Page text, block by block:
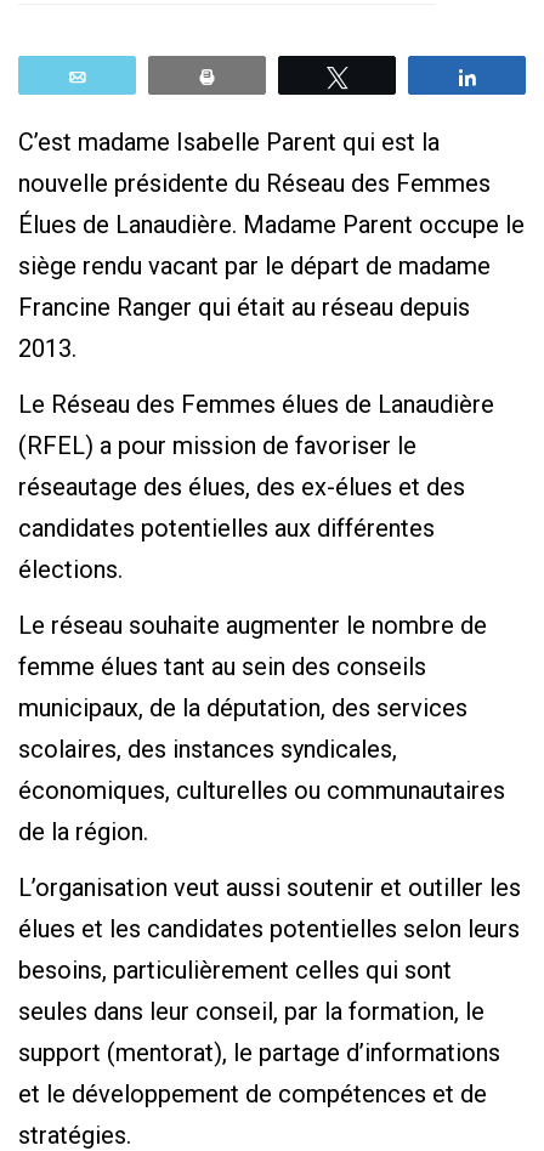
C’est madame Isabelle Parent qui est la
nouvelle présidente du Réseau des Femmes
Élues de Lanaudière. Madame Parent occupe le
siège rendu vacant par le départ de madame
Francine Ranger qui était au réseau depuis
2013.
Le Réseau des Femmes élues de Lanaudière
(RFEL) a pour mission de favoriser le
réseautage des élues, des ex-élues et des
candidates potentielles aux différentes
élections.
Le réseau souhaite augmenter le nombre de
femme élues tant au sein des conseils
municipaux, de la députation, des services
scolaires, des instances syndicales,
économiques, culturelles ou communautaires
de la région.
L’organisation veut aussi soutenir et outiller les
élues et les candidates potentielles selon leurs
besoins, particulièrement celles qui sont
seules dans leur conseil, par la formation, le
support (mentorat), le partage d’informations
et le développement de compétences et de
stratégies.